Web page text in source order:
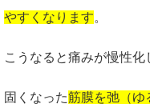
やすくなります。
こうなると痛みが慢性化
固くなった筋膜を弛（ゆ